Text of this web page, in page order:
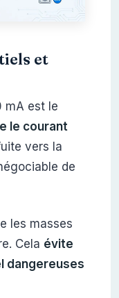
et
mA est le
le courant
vers la
de
les masses
Cela évite
dangereuses